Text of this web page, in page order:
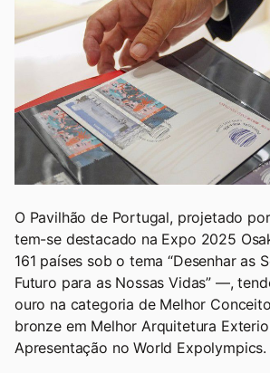
O Pavilhão de Portugal, projetado
tem-se destacado na Expo 2025
161 países sob o tema “Desenhar as
Futuro para as Nossas Vidas” —,
ouro na categoria de Melhor
bronze em Melhor Arquitetura
Apresentação no World Expolympics.